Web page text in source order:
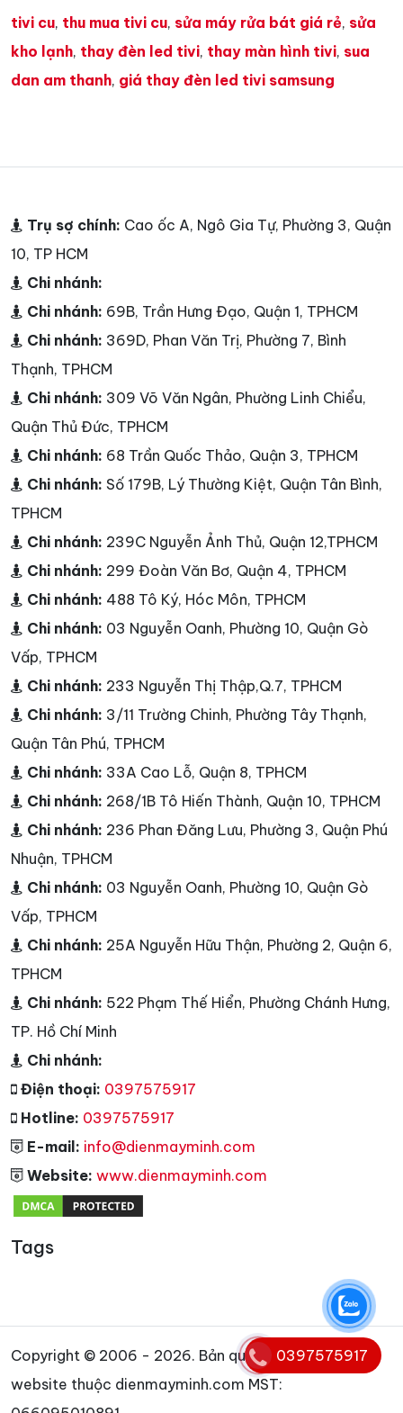
tivi cu, thu mua tivi cu, sửa máy rửa bát giá rẻ, sửa
kho lạnh, thay đèn led tivi, thay màn hình tivi, sua
dan am thanh, giá thay đèn led tivi samsung
Trụ sợ chính: Cao ốc A, Ngô Gia Tự, Phường 3, Quận
10, TP HCM
Chi nhánh:
Chi nhánh: 69B, Trần Hưng Đạo, Quận 1, TPHCM
Chi nhánh: 369D, Phan Văn Trị, Phường 7, Bình
Thạnh, TPHCM
Chi nhánh: 309 Võ Văn Ngân, Phường Linh Chiểu,
Quận Thủ Đức, TPHCM
Chi nhánh: 68 Trần Quốc Thảo, Quận 3, TPHCM
Chi nhánh: Số 179B, Lý Thường Kiệt, Quận Tân Bình,
TPHCM
Chi nhánh: 239C Nguyễn Ảnh Thủ, Quận 12,TPHCM
Chi nhánh: 299 Đoàn Văn Bơ, Quận 4, TPHCM
Chi nhánh: 488 Tô Ký, Hóc Môn, TPHCM
Chi nhánh: 03 Nguyễn Oanh, Phường 10, Quận Gò
Vấp, TPHCM
Chi nhánh: 233 Nguyễn Thị Thập,Q.7, TPHCM
Chi nhánh: 3/11 Trường Chinh, Phường Tây Thạnh,
Quận Tân Phú, TPHCM
Chi nhánh: 33A Cao Lỗ, Quận 8, TPHCM
Chi nhánh: 268/1B Tô Hiến Thành, Quận 10, TPHCM
Chi nhánh: 236 Phan Đăng Lưu, Phường 3, Quận Phú
Nhuận, TPHCM
Chi nhánh: 03 Nguyễn Oanh, Phường 10, Quận Gò
Vấp, TPHCM
Chi nhánh: 25A Nguyễn Hữu Thận, Phường 2, Quận 6,
TPHCM
Chi nhánh: 522 Phạm Thế Hiển, Phường Chánh Hưng,
TP. Hồ Chí Minh
Chi nhánh:
Điện thoại: 0397575917
Hotline: 0397575917
E-mail: info@dienmayminh.com
Website: www.dienmayminh.com
Tags
Copyright © 2006 - 2026. Bản quyền nội dung
website thuộc dienmayminh.com MST:
0397575917